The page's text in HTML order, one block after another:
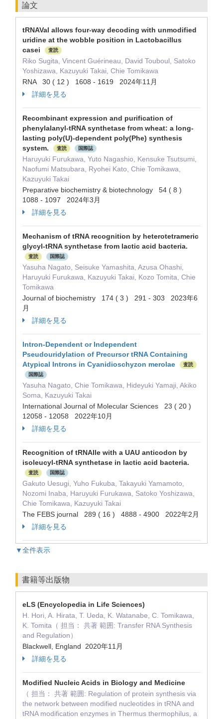
論文
tRNAVal allows four-way decoding with unmodified
uridine at the wobble position in Lactobacillus
casei
査読
Riko Sugita, Vincent Guérineau, David Touboul, Satoko
Yoshizawa, Kazuyuki Takai, Chie Tomikawa
RNA 30 ( 12 ) 1608 - 1619 2024年11月
詳細を見る
Recombinant expression and purification of
phenylalanyl-tRNA synthetase from wheat: a long-
lasting poly(U)-dependent poly(Phe) synthesis
system.
査読 国際誌
Haruyuki Furukawa, Yuto Nagashio, Kensuke Tsutsumi,
Naofumi Matsubara, Ryohei Kato, Chie Tomikawa,
Kazuyuki Takai
Preparative biochemistry & biotechnology 54 ( 8 )
1088 - 1097 2024年3月
詳細を見る
Mechanism of tRNA recognition by heterotetrameric
glycyl-tRNA synthetase from lactic acid bacteria.
査読 国際誌
Yasuha Nagato, Seisuke Yamashita, Azusa Ohashi,
Haruyuki Furukawa, Kazuyuki Takai, Kozo Tomita, Chie
Tomikawa
Journal of biochemistry 174 ( 3 ) 291 - 303 2023年6
月
詳細を見る
Intron-Dependent or Independent
Pseudouridylation of Precursor tRNA Containing
Atypical Introns in Cyanidioschyzon merolae
査読
国際誌
Yasuha Nagato, Chie Tomikawa, Hideyuki Yamaji, Akiko
Soma, Kazuyuki Takai
International Journal of Molecular Sciences 23 ( 20 )
12058 - 12058 2022年10月
詳細を見る
Recognition of tRNAIle with a UAU anticodon by
isoleucyl-tRNA synthetase in lactic acid bacteria.
査読 国際誌
Gakuto Uesugi, Yuho Fukuba, Takayuki Yamamoto,
Nozomi Inaba, Haruyuki Furukawa, Satoko Yoshizawa,
Chie Tomikawa, Kazuyuki Takai
The FEBS journal 289 ( 16 ) 4888 - 4900 2022年2月
詳細を見る
▼全件表示
書籍等出版物
eLS (Encyclopedia in Life Sciences)
H. Hori, A. Hirata, T. Ueda, K. Watanabe, C. Tomikawa,
K. Tomita（ 担当： 共著 範囲: Transfer RNA Synthesis
and Regulation）
Blackwell, England 2020年11月
詳細を見る
Modified Nucleic Acids in Biology and Medicine
（ 担当： 共著 範囲: Regulation of protein synthesis via
the network between modified nucleotides in tRNA and
tRNA modification enzymes in Thermus thermophilus, a